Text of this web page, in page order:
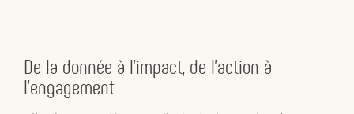
De la donnée à l’impact, de l’action à
l’engagement